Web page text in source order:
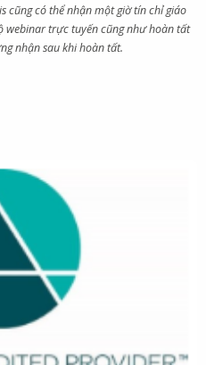
cũng có thể nhận một giờ tín chỉ giáo
webinar trực tuyến cũng như hoàn tất
nhận sau khi hoàn tất.